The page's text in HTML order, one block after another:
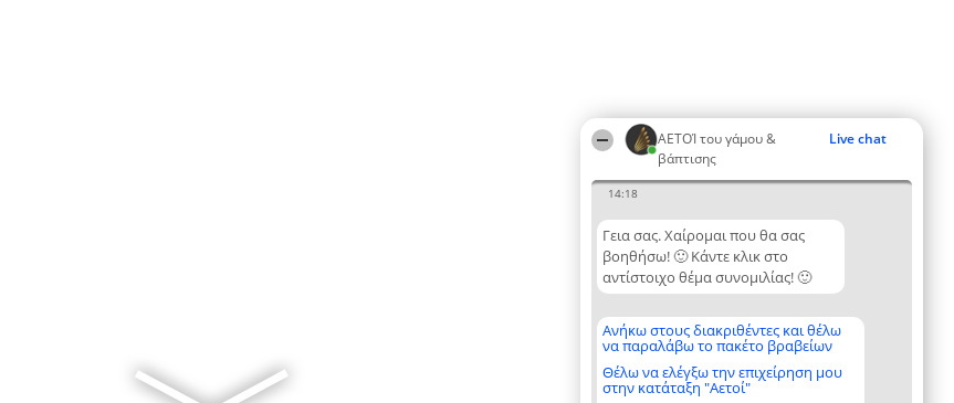
ΑΕΤΟΊ του γάμου &
βάπτισης
Live chat
14:18
Γεια σας. Χαίρομαι που θα σας
βοηθήσω! 🙂 Κάντε κλικ στο
αντίστοιχο θέμα συνομιλίας! 🙂
Ανήκω στους διακριθέντες και θέλω
να παραλάβω το πακέτο βραβείων
Θέλω να ελέγξω την επιχείρηση μου
στην κατάταξη "Αετοί"